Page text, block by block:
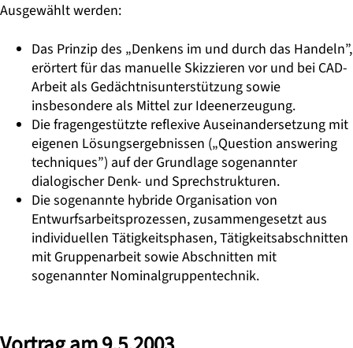
Ausgewählt werden:
Das Prinzip des „Denkens im und durch das Handeln”,
erörtert für das manuelle Skizzieren vor und bei CAD-
Arbeit als Gedächtnisunterstützung sowie
insbesondere als Mittel zur Ideenerzeugung.
Die fragengestützte reflexive Auseinandersetzung mit
eigenen Lösungsergebnissen („Question answering
techniques”) auf der Grundlage sogenannter
dialogischer Denk- und Sprechstrukturen.
Die sogenannte hybride Organisation von
Entwurfsarbeitsprozessen, zusammengesetzt aus
individuellen Tätigkeitsphasen, Tätigkeitsabschnitten
mit Gruppenarbeit sowie Abschnitten mit
sogenannter Nominalgruppentechnik.